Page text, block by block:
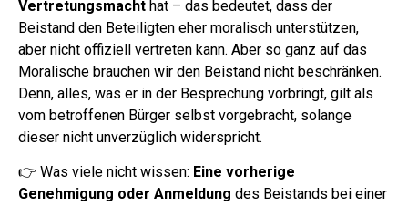
Vertretungsmacht hat – das bedeutet, dass der
Beistand den Beteiligten eher moralisch unterstützen,
aber nicht offiziell vertreten kann. Aber so ganz auf das
Moralische brauchen wir den Beistand nicht beschränken.
Denn, alles, was er in der Besprechung vorbringt, gilt als
vom betroffenen Bürger selbst vorgebracht, solange
dieser nicht unverzüglich widerspricht.
👉 Was viele nicht wissen: Eine vorherige
Genehmigung oder Anmeldung des Beistands bei einer